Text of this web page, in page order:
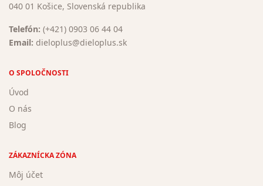
040 01 Košice, Slovenská republika
Telefón: (+421) 0903 06 44 04
Email: dieloplus@dieloplus.sk
O SPOLOČNOSTI
Úvod
O nás
Blog
ZÁKAZNÍCKA ZÓNA
Môj účet